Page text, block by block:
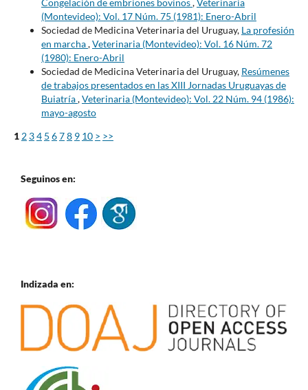
(Montevideo): Vol. 17 Núm. 75 (1981): Enero-Abril
Sociedad de Medicina Veterinaria del Uruguay, La profesión
en marcha,Veterinaria (Montevideo): Vol. 16 Núm. 72
(1980): Enero-Abril
Sociedad de Medicina Veterinaria del Uruguay, Resúmenes
de trabajos presentados en las XIII Jornadas Uruguayas de
Buiatría,Veterinaria (Montevideo): Vol. 22 Núm. 94 (1986):
mayo-agosto
1 2 34 5 678 9 10 > >>
Seguinos en:
Indizada en: